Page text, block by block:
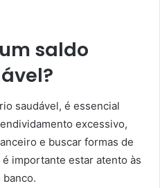
saldo
saudável, é essencial
excessivo,
e buscar formas de
importante estar atento às